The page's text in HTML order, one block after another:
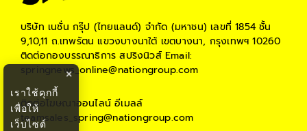
บริษัท เนชั่น กรุ๊ป (ไทยแลนด์) จำกัด (มหาชน) เลขที่ 1854 ชั้น
9,10,11 ถ.เทพรัตน แขวงบางนาใต้ เขตบางนา, กรุงเทพฯ 10260
ติดต่อกองบรรณาธิการ สปริงนิวส์Email:
springnews_online@nationgroup.com
ติดต่อโฆษณาออนไลน์ อีเมลล์
teamsales_spring@nationgroup.com
×
เราใช้คุกกี้
เพื่อให้
เว็บไซต์